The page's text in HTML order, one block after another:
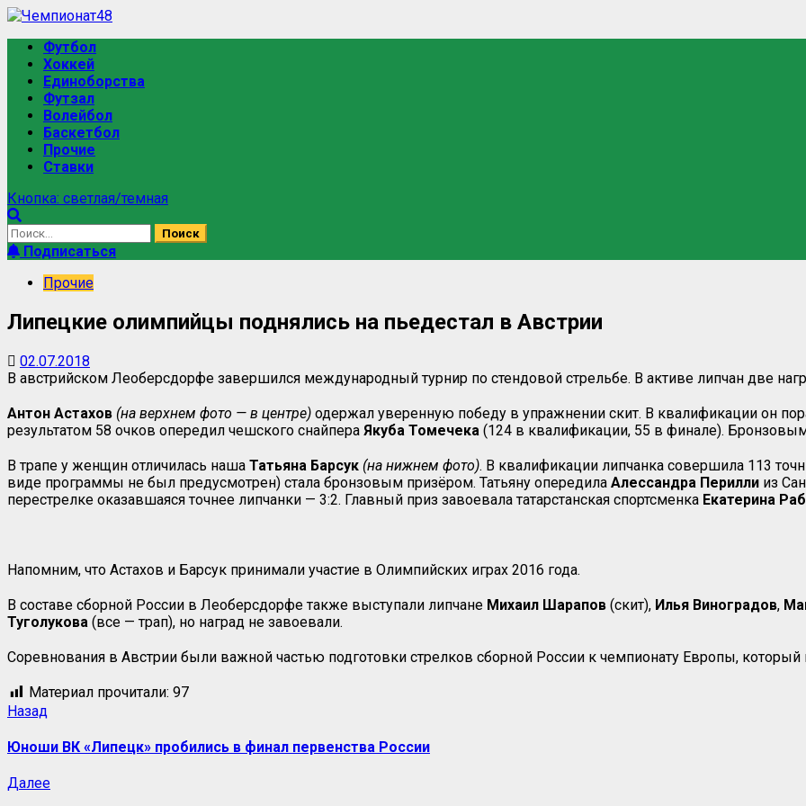
Перейти
содержимому
Основное
меню
Футбол
Хоккей
Единоборства
Футзал
Волейбол
Баскетбол
Прочие
Ставки
Кнопка: светлая/темная
Найти:
Подписаться
Прочие
Липецкие олимпийцы поднялись на пьедестал в Австрии
02.07.2018
В австрийском Леоберсдорфе завершился международный турнир по стендовой стрельбе. В активе липчан две
Антон Астахов (на верхнем фото — в центре) одержал уверенную победу в упражнении скит. В квалификации он
результатом 58 очков опередил чешского снайпера Якуба Томечека (124 в квалификации, 55 в финале).
В трапе у женщин отличилась наша Татьяна Барсук (на нижнем фото). В квалификации липчанка совершила 113
виде программы не был предусмотрен) стала бронзовым призёром. Татьяну опередила Алессандра Перилли из
перестрелке оказавшаяся точнее липчанки — 3:2. Главный приз завоевала татарстанская спортсменка Екатерина
Напомним, что Астахов и Барсук принимали участие в Олимпийских играх 2016 года.
В составе сборной России в Леоберсдорфе также выступали липчане Михаил Шарапов (скит), Илья Виноградов,
Туголукова (все — трап), но наград не завоевали.
Соревнования в Австрии были важной частью подготовки стрелков сборной России к чемпионату Европы,
Материал прочитали: 97
Навигация
записи
Назад
Юноши ВК «Липецк» пробились в финал первенства России
ДалееСледующая